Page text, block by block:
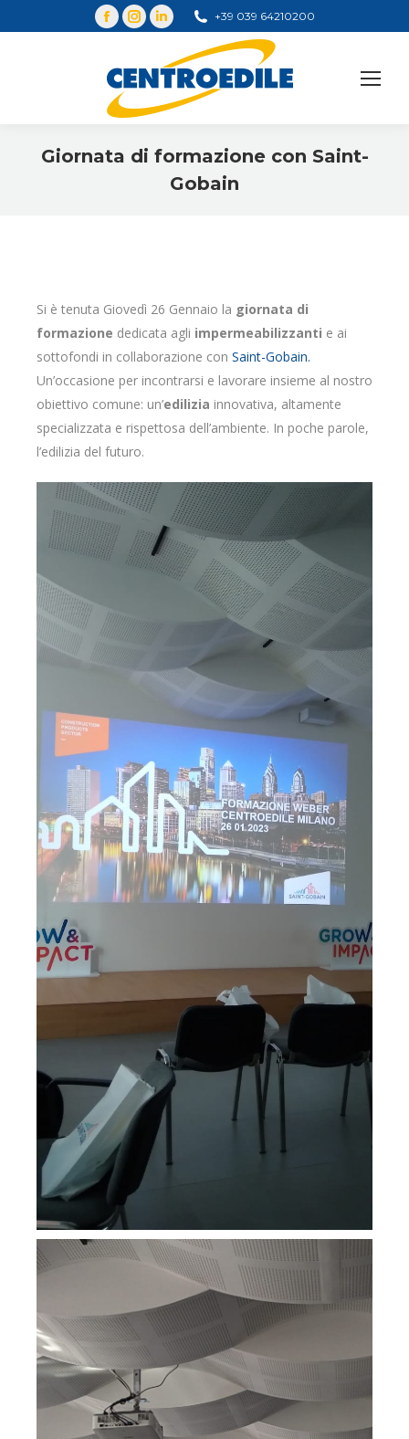
+39 039 64210200
Giornata di formazione con Saint-
Gobain
Si è tenuta Giovedì 26 Gennaio la giornata di
formazione dedicata agli impermeabilizzanti e ai
sottofondi in collaborazione con Saint-Gobain.
Un’occasione per incontrarsi e lavorare insieme al nostro
obiettivo comune: un’edilizia innovativa, altamente
specializzata e rispettosa dell’ambiente. In poche parole,
l’edilizia del futuro.